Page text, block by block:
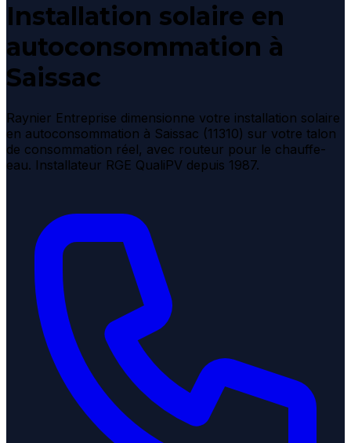
Installation solaire en
autoconsommation à
Saissac
Raynier Entreprise dimensionne votre installation solaire
en autoconsommation à Saissac (11310) sur votre talon
de consommation réel, avec routeur pour le chauffe-
eau. Installateur RGE QualiPV depuis 1987.